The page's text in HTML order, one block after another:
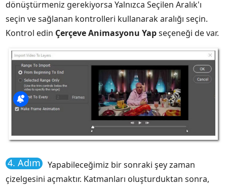
dönüştürmeniz gerekiyorsa Yalnızca Seçilen Aralık'ı
seçin ve sağlanan kontrolleri kullanarak aralığı seçin.
Kontrol edin Çerçeve Animasyonu Yapseçeneği de var.
4. Adım
Yapabileceğimiz bir sonraki şey zaman
çizelgesini açmaktır. Katmanları oluşturduktan sonra,